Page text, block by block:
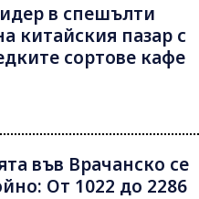
в спешълти
китайския пазар с
сортове кафе
във Врачанско се
От 1022 до 2286